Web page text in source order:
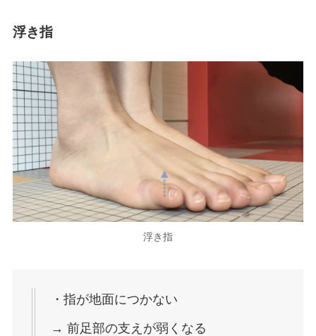
浮き指
浮き指
・指が地面につかない
→ 前足部の支えが弱くなる